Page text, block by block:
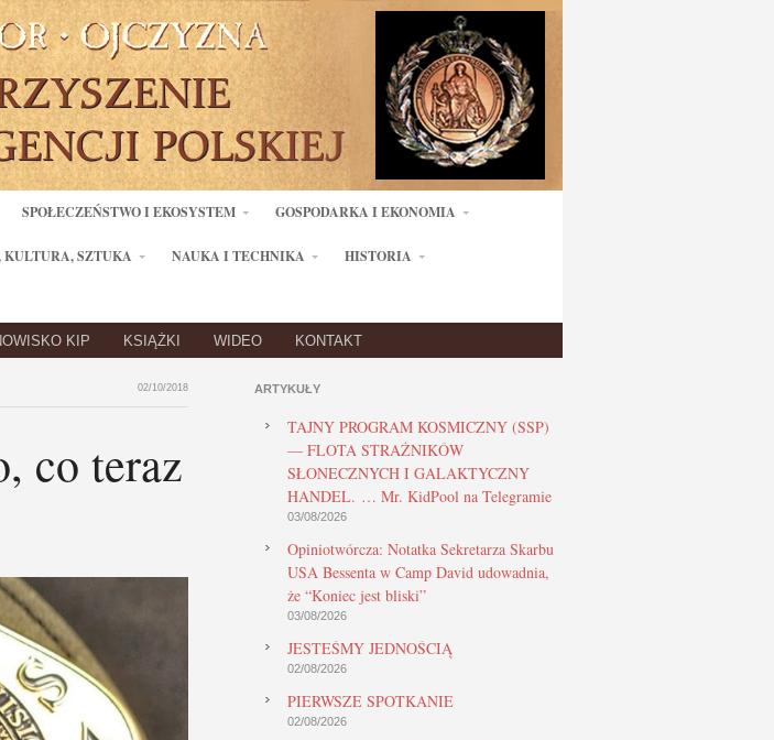
SPOŁECZEŃSTWO I EKOSYSTEM GOSPODARKA I EKONOMIA
KULTURA, SZTUKA NAUKA I TECHNIKA HISTORIA
KIP KSIĄŻKI WIDEO KONTAKT
02/10/2018
co teraz
ARTYKUŁY
TAJNY PROGRAM KOSMICZNY (SSP)
— FLOTA STRAŻNIKÓW
SŁONECZNYCH I GALAKTYCZNY
HANDEL. … Mr. KidPool na Telegramie
03/08/2026
Opiniotwórcza: Notatka Sekretarza Skarbu
USA Bessenta w Camp David udowadnia,
że “Koniec jest bliski”
03/08/2026
JESTEŚMY JEDNOŚCIĄ
02/08/2026
PIERWSZE SPOTKANIE
02/08/2026